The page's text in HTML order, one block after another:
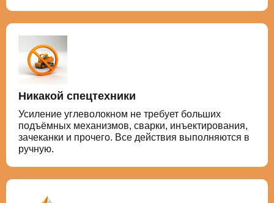
Никакой спецтехники
Усиление углеволокном не требует больших
подъёмных механизмов, сварки, инъектирования,
зачеканки и прочего. Все действия выполняются в
ручную.